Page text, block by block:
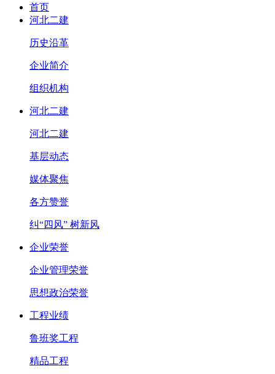
首页
河北二建
历史沿革
企业简介
组织机构
河北二建
河北二建
基层动态
媒体聚焦
各方赞誉
纠“四风” 树新风
企业荣誉
企业管理荣誉
思想政治荣誉
工程业绩
鲁班奖工程
精品工程